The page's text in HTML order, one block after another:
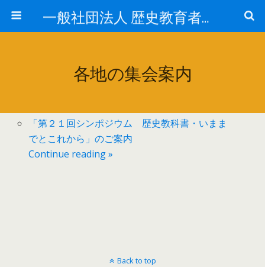
一般社団法人 歴史教育者協議会
各地の集会案内
「第２１回シンポジウム 歴史教科書・いまま
でとこれから」のご案内
Continue reading »
Back to top